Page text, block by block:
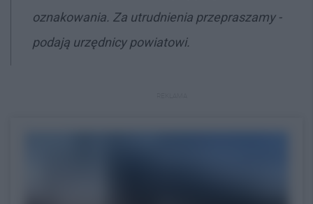
oznakowania. Za utrudnienia przepraszamy -
podają urzędnicy powiatowi.